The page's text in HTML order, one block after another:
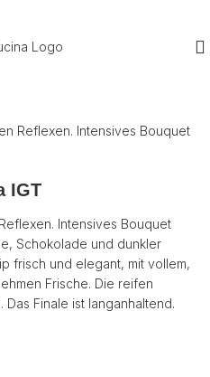
IGT
Intensives Bouquet
Schokolade und dunkler
frisch und elegant, mit vollem,
Frische. Die reifen
Finale ist langanhaltend.